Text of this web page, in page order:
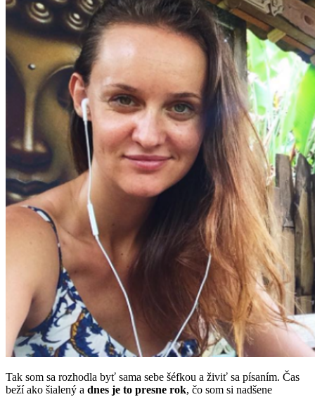
Tak som sa rozhodla byť sama sebe šéfkou a živiť sa písaním. Čas
beží ako šialený a dnes je to presne rok, čo som si nadšene